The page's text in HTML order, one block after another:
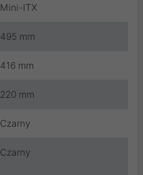
Mini-ITX
495 mm
416 mm
220 mm
Czarny
Czarny